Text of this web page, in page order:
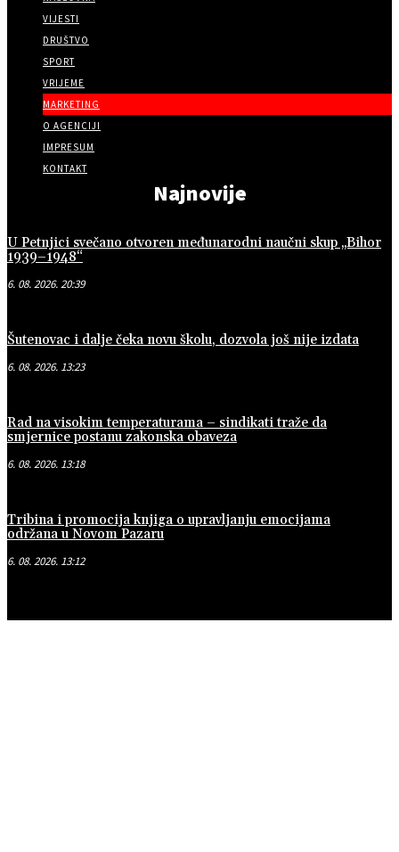
VIJESTI
DRUŠTVO
SPORT
VRIJEME
MARKETING
O AGENCIJI
IMPRESUM
KONTAKT
Najnovije
U Petnjici svečano otvoren međunarodni naučni skup „Bihor
1939–1948“
6. 08. 2026. 20:39
Šutenovac i dalje čeka novu školu, dozvola još nije izdata
6. 08. 2026. 13:23
Rad na visokim temperaturama – sindikati traže da
smjernice postanu zakonska obaveza
6. 08. 2026. 13:18
Tribina i promocija knjiga o upravljanju emocijama
održana u Novom Pazaru
6. 08. 2026. 13:12